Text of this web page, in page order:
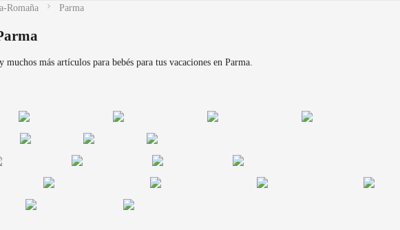
Romaña Parma
muchos más artículos para bebés para tus vacaciones en Parma.